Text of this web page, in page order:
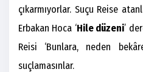
çıkarmıyorlar. Suçu Reise
Erbakan Hoca ‘Hile düzeni’
Reisi ‘Bunlara, neden
suçlamasınlar.